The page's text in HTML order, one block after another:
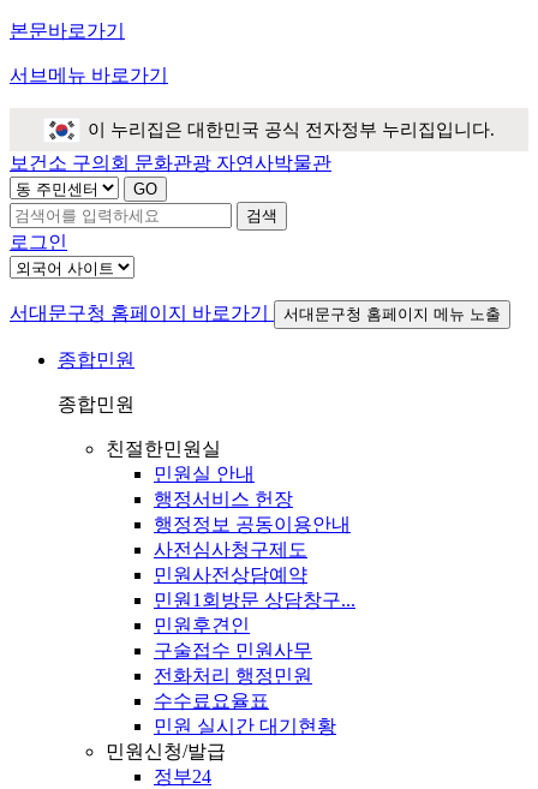
본문바로가기
서브메뉴 바로가기
이 누리집은 대한민국 공식 전자정부 누리집입니다.
보건소 구의회 문화관광 자연사박물관
검색
로그인
서대문구청 홈페이지 바로가기 서대문구청 홈페이지 메뉴 노출
종합민원
종합민원
친절한민원실
민원실 안내
행정서비스 헌장
행정정보 공동이용안내
사전심사청구제도
민원사전상담예약
민원1회방문 상담창구...
민원후견인
구술접수 민원사무
전화처리 행정민원
수수료요율표
민원 실시간 대기현황
민원신청/발급
정부24